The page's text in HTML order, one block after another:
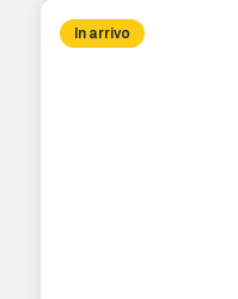
In arrivo